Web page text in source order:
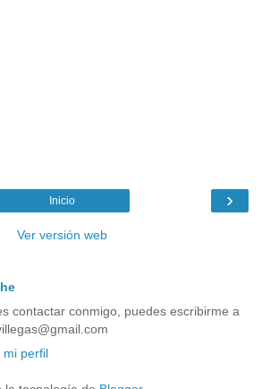
›
Inicio
Ver versión web
contactar conmigo, puedes escribirme a
mi perfil